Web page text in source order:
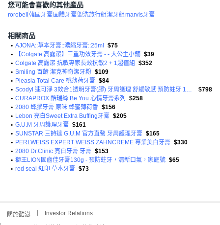
您可能會喜歡的其他產品
rorobell韓國牙膏 固體牙膏盥洗旅行組 潔牙組 marvis牙膏
相關商品
• AJONA::草本牙膏::濃縮牙膏::25ml $75
•
【Colgate 高露潔】三重功效牙膏 - - 大公主小舖 $39
• Colgate 高露潔 抗敏專家長效抗敏2 + 1超值組
$352
• Smiling 百齡 潔克神奇潔牙粉 $109
• Pleasia Total Care 桃薄荷牙膏 $84
•
$798
• CURAPROX 酷瑞絲 Be You 心情牙膏系列
$258
• 2080 蜂膠牙膏 原味 蜂蜜薄荷香 $156
• Lebon 亮白Sweet Extra Buffing牙膏 $205
• G.U.M 牙周護理牙膏 $161
• SUNSTAR 三詩達 G.U.M 官方直營 牙周護理牙膏 $165
• PERLWEISS EXPERT WEISS ZAHNCREME 專業美白牙膏 $330
• 2080 Dr.Clinic 亮白牙膏 牙膏 $153
• 獅王LION固齒佳牙膏130g - 預防蛀牙，清新口氣，家庭號 $65
• red seal 紅印 草本牙膏 $73
關於酷澎 Investor Relations